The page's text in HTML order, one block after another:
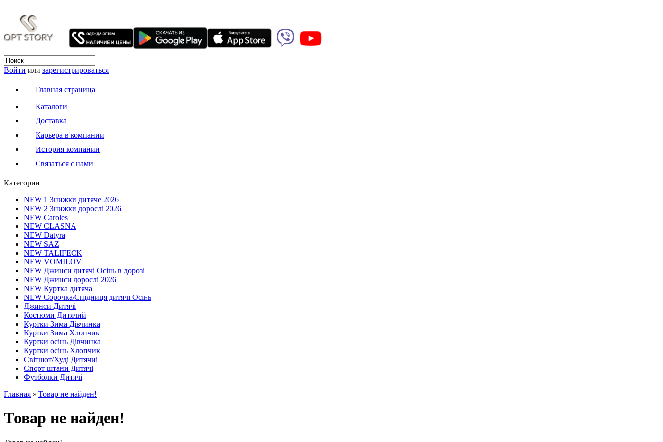
Войти или зарегистрироваться
Главная страница
Каталоги
Доставка
Карьера в компании
История компании
Связаться с нами
Категории
NEW 1 Знижки дитяче 2026
NEW 2 Знижки дорослі 2026
NEW Caroles
NEW CLASNA
NEW Datyra
NEW SAZ
NEW TALIFECK
NEW VOMILOV
NEW Джинси дитячі Осінь в дорозі
NEW Джинси дорослі 2026
NEW Куртка дитяча
NEW Сорочка/Спідниця дитячі Осінь
Джинси Дитячі
Костюми Дитячий
Куртки Зима Дівчинка
Куртки Зима Хлопчик
Куртки осінь Дівчинка
Куртки осінь Хлопчик
Світшот/Худі Дитячиі
Спорт штани Дитячі
Футболки Дитячі
Главная » Товар не найден!
Товар не найден!